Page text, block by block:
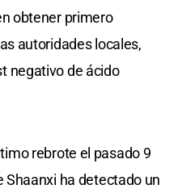
obtener primero
autoridades locales,
negativo de ácido
rebrote el pasado 9
Shaanxi ha detectado un